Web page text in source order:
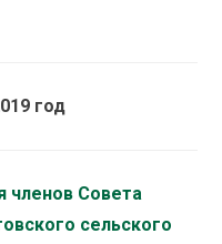
год
членов Совета
сельского